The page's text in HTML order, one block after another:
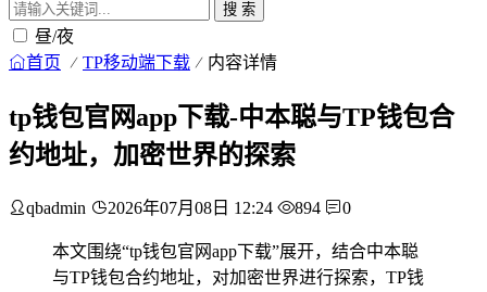
搜 索
昼/夜
首页 TP移动端下载 内容详情
tp钱包官网app下载-中本聪与TP钱包合
约地址，加密世界的探索
qbadmin 2026年07月08日 12:24 894 0
本文围绕“tp钱包官网app下载”展开，结合中本聪
与TP钱包合约地址，对加密世界进行探索，TP钱